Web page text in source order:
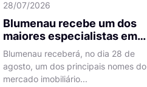
28/07/2026
Blumenau recebe um dos
maiores especialistas em
vendas do mercado
imobiliário
Blumenau receberá, no dia 28 de
agosto, um dos principais nomes do
mercado imobiliário...